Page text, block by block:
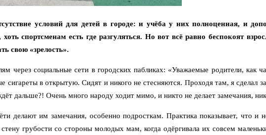
условий для детей в городе: и учёба у них полноценная, и
спортсменам есть где разгуляться. Но вот всё равно беспокоят
свою «зрелость».
через социальные сети в городских пабликах: «Уважаемые родители, как
сигареты в открытую. Сидят и никого не стесняются. Проходя там, я
дальше?! Очень много народу ходит мимо, и никто не делает замечания,
делают им замечания, особенно подросткам. Практика показывает, что и
грубости со стороны молодых мам, когда одёргивала их совсем